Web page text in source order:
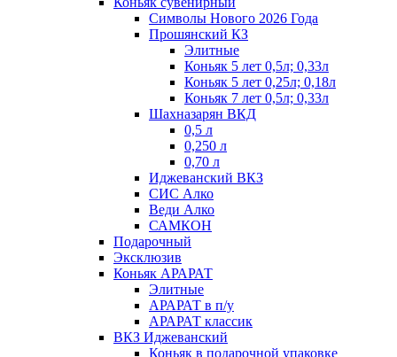
Символы Нового 2026 Года
Прошянский КЗ
Элитные
Коньяк 5 лет 0,5л; 0,33л
Коньяк 5 лет 0,25л; 0,18л
Коньяк 7 лет 0,5л; 0,33л
Шахназарян ВКД
0,5 л
0,250 л
0,70 л
Иджеванский ВКЗ
СИС Алко
Веди Алко
САМКОН
Подарочный
Эксклюзив
Коньяк АРАРАТ
Элитные
АРАРАТ в п/у
АРАРАТ классик
ВКЗ Иджеванский
Коньяк в подарочной упаковке